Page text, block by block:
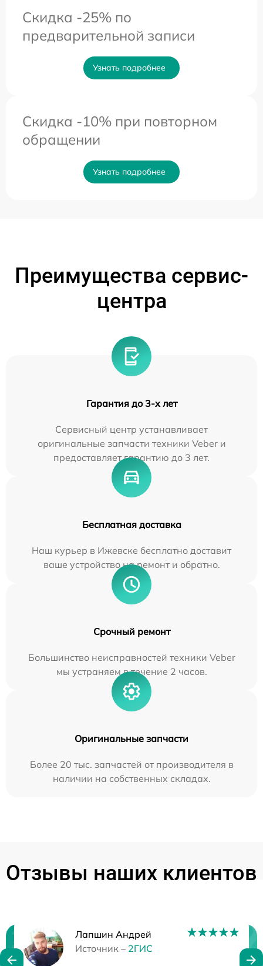
Скидка -25% по
предварительной записи
Узнать подробнее
Скидка -10% при повторном
обращении
Узнать подробнее
Преимущества сервис-
центра
Гарантия до 3-х лет
Сервисный центр устанавливает
оригинальные запчасти техники Veber и
предоставляет гарантию до 3 лет.
Бесплатная доставка
Наш курьер в Ижевске бесплатно доставит
ваше устройство на ремонт и обратно.
Срочный ремонт
Большинство неисправностей техники Veber
мы устраняем в течение 2 часов.
Оригинальные запчасти
Более 20 тыс. запчастей от производителя в
наличии на собственных складах.
Отзывы наших клиентов
Лапшин Андрей
Источник – 2ГИС
Нужна консультация?